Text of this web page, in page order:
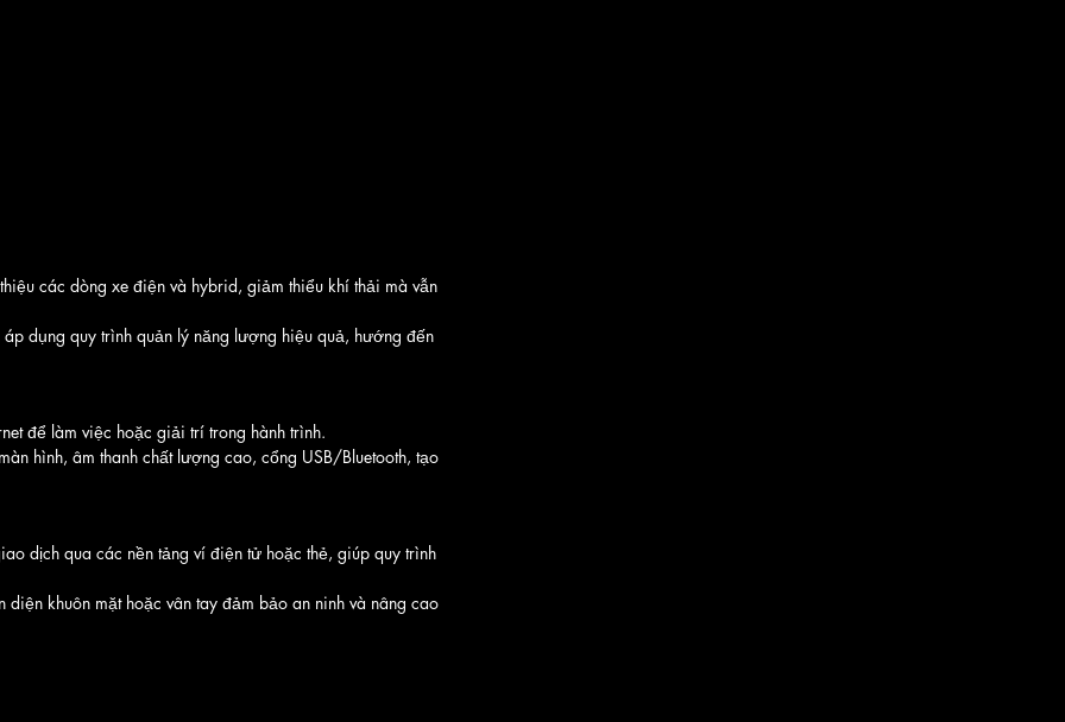
các dòng xe điện và hybrid, giảm thiểu khí thải mà vẫn
dụng quy trình quản lý năng lượng hiệu quả, hướng đến
để làm việc hoặc giải trí trong hành trình.
hình, âm thanh chất lượng cao, cổng USB/Bluetooth, tạo
dịch qua các nền tảng ví điện tử hoặc thẻ, giúp quy trình
diện khuôn mặt hoặc vân tay đảm bảo an ninh và nâng cao